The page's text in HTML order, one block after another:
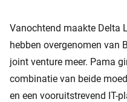
Vanochtend maakte Delta
hebben overgenomen van
joint venture meer. Pama
combinatie van beide
en een vooruitstrevend IT-